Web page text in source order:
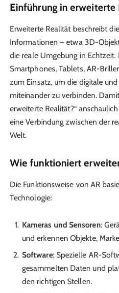
Einführung in erweiterte
Erweiterte Realität beschreibt
Informationen – etwa 3D-
die reale Umgebung in
Smartphones, Tablets, AR-
zum Einsatz, um die digitale
miteinander zu verbinden.
erweiterte Realität?“
eine Verbindung zwischen der
Welt.
Wie funktioniert
Die Funktionsweise von AR
Technologie:
Kameras und Sensoren:
und erkennen Objekte,
Software: Spezielle AR-
gesammelten Daten und
den richtigen Stellen.